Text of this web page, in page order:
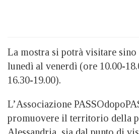
La mostra si potrà visitare sino
lunedì al venerdì (ore 10.00-
16.30-19.00).
L’Associazione
promuovere il territorio della
Alessandria, sia dal punto di